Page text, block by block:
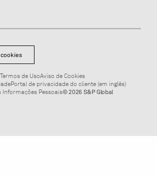
Termos de UsoAviso de Cookies
Portal de privacidade do cliente (em inglês)
Informações Pessoais© 2026 S&P Global